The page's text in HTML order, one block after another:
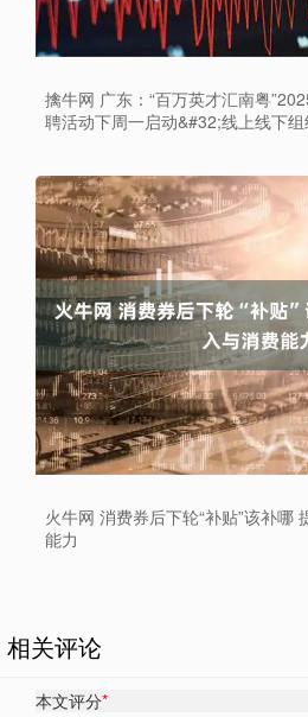
擒牛网 广东：“百万英才汇南粤
聘活动下周一启动&#32;线上线下
火牛网 消费券后下轮“补贴”该补哪
能力
相关评论
本文评分*